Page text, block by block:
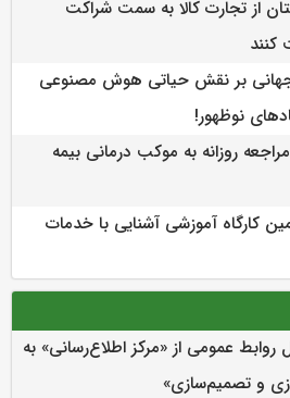
از تجارت کالا به سمت شراکت
جهانی بر نقش حیاتی هوش مصنوعی
نوظهور!
بیش از ۶۰۰ مراجعه روزانه به موکب درمانی بیمه
كارگاه آموزشی آشنایی با خدمات
عمومی از «مرکز اطلاع‌رسانی» به
و تصمیم‌سازی»